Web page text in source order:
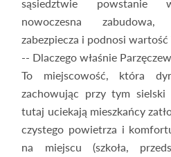
sąsiedztwie powstanie
nowoczesna
zabezpiecza i podnosi
-- Dlaczego właśnie
To miejscowość, która
zachowując przy tym
tutaj uciekają mieszkańcy
czystego powietrza i
na miejscu (szkoła,